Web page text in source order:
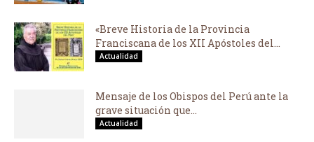
«Breve Historia de la Provincia
Franciscana de los XII Apóstoles del...
Actualidad
Mensaje de los Obispos del Perú ante la
grave situación que...
Actualidad